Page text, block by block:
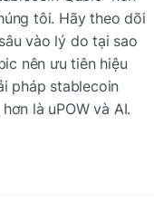
tôi. Hãy theo dõi
vào lý do tại sao
nên ưu tiên hiệu
pháp stablecoin
là uPOW và AI.